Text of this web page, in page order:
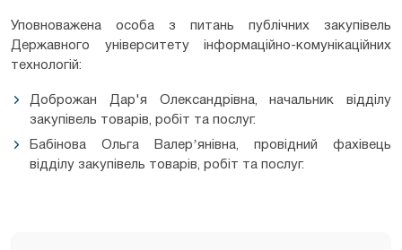
Уповноважена особа з питань публічних закупівель
Державного університету інформаційно-комунікаційних
технологій:
Доброжан Дар'я Олександрівна, начальник відділу
закупівель товарів, робіт та послуг.
Бабінова Ольга Валерʼянівна, провідний фахівець
відділу закупівель товарів, робіт та послуг.